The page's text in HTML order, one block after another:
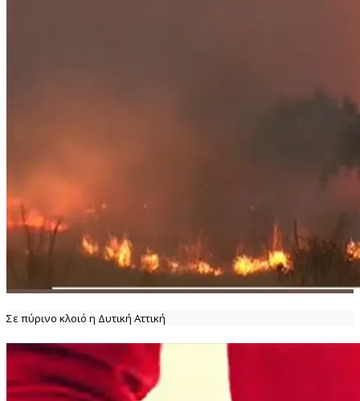
Σε πύρινο κλοιό η Δυτική Αττική